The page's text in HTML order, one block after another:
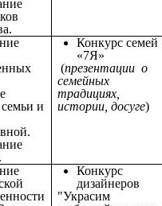
и
Конкурс семей
«7Я»
(презентации о
семейных
традициях,
истории, досуге)
Конкурс
дизайнеров
"Украсим